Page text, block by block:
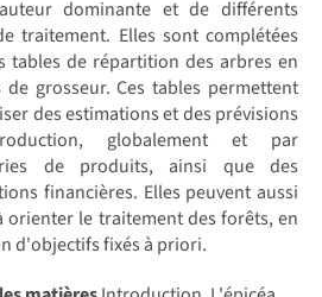
dominante et de différents
traitement. Elles sont complétées
tables de répartition des arbres en
de grosseur. Ces tables permettent
des estimations et des prévisions
globalement et par
de produits, ainsi que des
financières. Elles peuvent aussi
orienter le traitement des forêts, en
d'objectifs fixés à priori.